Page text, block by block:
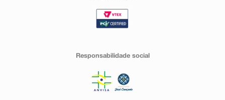
Responsabilidade social